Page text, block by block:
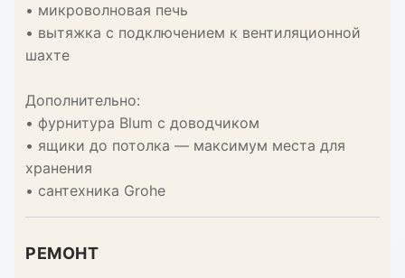
• микроволновая печь
• вытяжка с подключением к вентиляционной
шахте
Дополнительно:
• фурнитура Blum с доводчиком
• ящики до потолка — максимум места для
хранения
• сантехника Grohe
РЕМОНТ